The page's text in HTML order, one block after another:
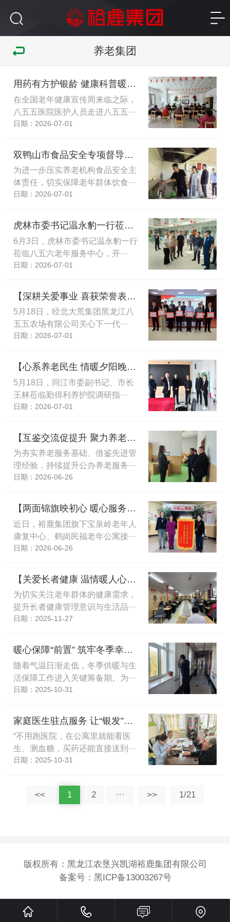
养老集团
用药有方护银龄 健康科普暖夕阳
在全国老年健康宣传周来临之际，
八五五医院医护人员走进八五五···
日期：2026-07-01
双鸭山市食品安全专项督导组莅临红兴隆老年公寓开展检查工作
为进一步压实养老机构食品安全主
体责任，切实保障老年群体饮食···
日期：2026-07-01
虎林市委书记温永豹一行莅临八五六老年服务中心检查指导工作
6月3日，虎林市委书记温永豹一行
莅临八五六老年服务中心，开···
日期：2026-07-01
【深耕关爱事业 喜获荣誉表彰】八五五养护院获评关心下一代工作先进集体
5月18日，经北大荒集团黑龙江八
五五农场有限公司关心下一代···
日期：2026-07-01
【心系养老民生 情暖夕阳晚年】同江市委副书记、市长王林莅临勤得利养护院调研指导养老服务工作
5月18日，同江市委副书记、市长
王林莅临勤得利养护院调研指···
日期：2026-07-01
【互鉴交流促提升 聚力养老提质效】张文广一行到八五九中心敬老院参观学习
为夯实养老服务基础、借鉴先进管
理经验，持续提升公办养老服务···
日期：2026-06-26
【两面锦旗映初心 暖心服务显担当】裕鹿集团旗下养老机构接连获家属赞誉
近日，裕鹿集团旗下宝泉岭老年人
康复中心、鹤岗民福老年公寓接···
日期：2026-06-26
【关爱长者健康 温情暖人心】雁窝岛社区餐厅联合卫生服务中心开展公益活动
为切实关注老年群体的健康需求，
提升长者健康管理意识与生活品···
日期：2025-11-27
暖心保障“前置” 筑牢冬季幸福防线
随着气温日渐走低，冬季供暖与生
活保障工作进入关键筹备期。为···
日期：2025-10-31
家庭医生驻点服务 让“银发”生活更有“医”靠
“不用跑医院，在公寓里就能看医
生、测血糖，买药还能直接送到···
日期：2025-10-31
<< 1 2 ··· >> 1/21
版权所有：黑龙江农垦兴凯湖裕鹿集团有限公司
备案号： 黑ICP备13003267号